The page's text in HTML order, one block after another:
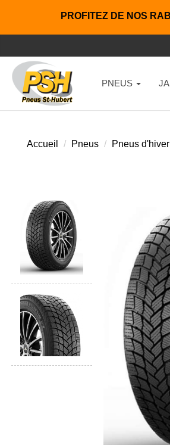
PROFITEZ DE NOS
PNEUS
Accueil Pneus Pneus d'hiver